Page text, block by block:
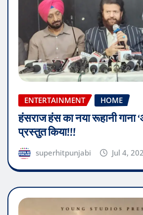
ENTERTAINMENT HOME
हंसराज हंस का नया रूहानी गाना
प्रस्तुत किया!!!
superhitpunjabi Jul 4,